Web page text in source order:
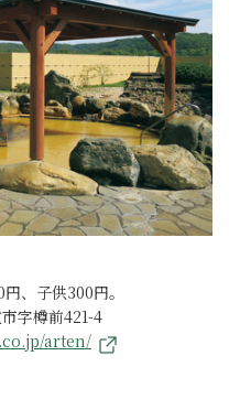
、子供300円。
字樽前421-4
arten/